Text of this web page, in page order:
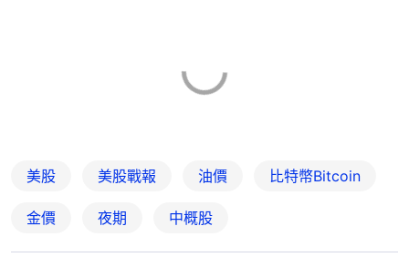
美股 美股戰報 油價 比特幣Bitcoin
金價 夜期 中概股